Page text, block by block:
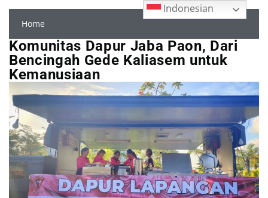
Home
Komunitas Dapur Jaba Paon, Dari
Bencingah Gede Kaliasem untuk
Kemanusiaan
Indonesian